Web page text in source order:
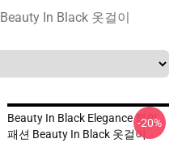
Beauty In Black 옷걸이
Beauty In Black Elegance 정의
패션 Beauty In Black 옷걸이
-20%